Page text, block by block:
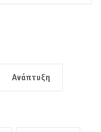
Ανάπτυξη